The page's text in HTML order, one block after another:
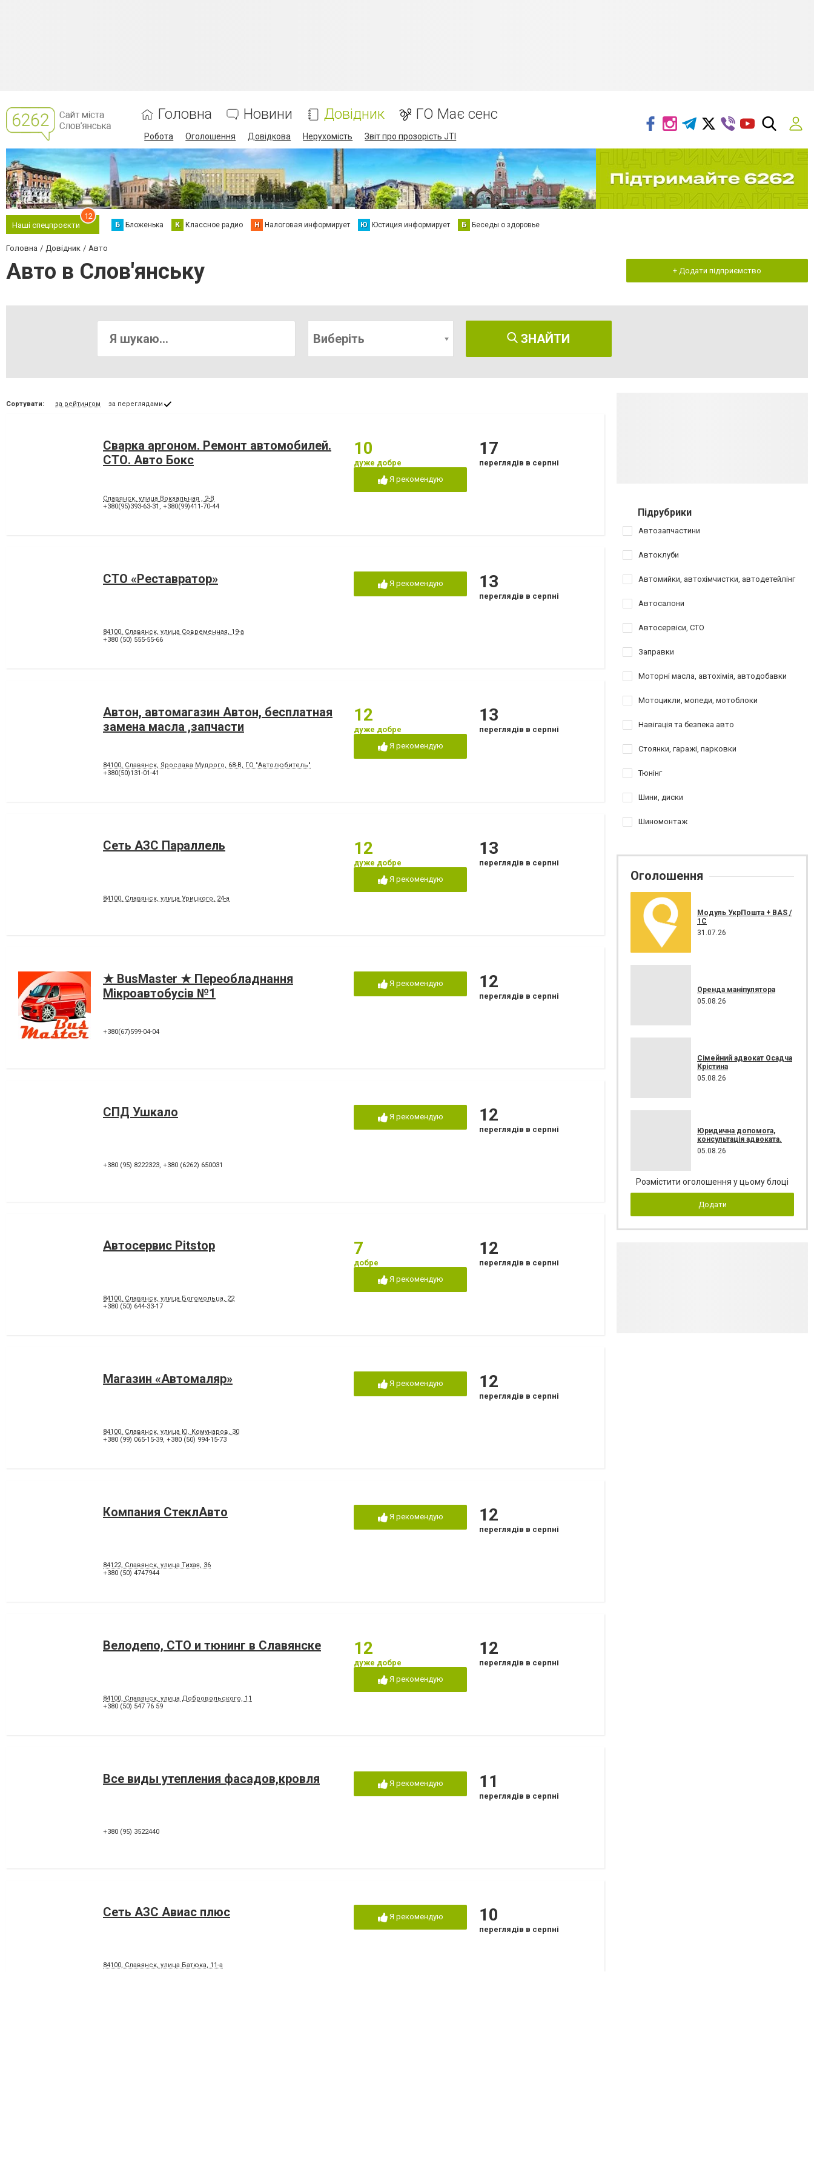
Головна Новини Довідник ГО Має сенс
Робота Оголошення Довідкова Нерухомість Звіт про прозорість JTI
Наші спецпроєкти
12
Б Бложенька К Классное радио Н Налоговая информирует Ю Юстиция информирует Б Беседы о здоровье
Головна Довідник Авто
Авто в Слов'янську + Додати підприємство
Виберіть ЗНАЙТИ
Сортувати: за рейтингом за переглядами
Сварка аргоном. Ремонт автомобилей.
СТО. Авто Бокс
Славянск, улица Вокзальная , 2-В
+380(95)393-63-31 , +380(99)411-70-44
10
дуже добре
Я рекомендую
17
переглядів в серпні
СТО «Реставратор»
84100, Славянск, улица Современная, 19-а
+380 (50) 555-55-66
Я рекомендую 13
переглядів в серпні
Автон, автомагазин Автон, бесплатная
замена масла ,запчасти
84100, Славянск, Ярослава Мудрого, 68-В, ГО "Автолюбитель"
+380(50)131-01-41
12
дуже добре
Я рекомендую
13
переглядів в серпні
Сеть АЗС Параллель
84100, Славянск, улица Урицкого, 24-а
12
дуже добре
Я рекомендую
13
переглядів в серпні
★ BusMaster ★ Переобладнання
Мікроавтобусів №1
+380(67)599-04-04
Я рекомендую 12
переглядів в серпні
СПД Ушкало
+380 (95) 8222323, +380 (6262) 650031
Я рекомендую 12
переглядів в серпні
Автосервис Pitstop
84100, Славянск, улица Богомольца, 22
+380 (50) 644-33-17
7
добре
Я рекомендую
12
переглядів в серпні
Магазин «Автомаляр»
84100, Славянск, улица Ю. Комунаров, 30
+380 (99) 065-15-39, +380 (50) 994-15-73
Я рекомендую 12
переглядів в серпні
Компания СтеклАвто
84122, Славянск, улица Тихая, 36
+380 (50) 4747944
Я рекомендую 12
переглядів в серпні
Велодепо, СТО и тюнинг в Славянске
84100, Славянск, улица Добровольского, 11
+380 (50) 547 76 59
12
дуже добре
Я рекомендую
12
переглядів в серпні
Все виды утепления фасадов,кровля
+380 (95) 3522440
Я рекомендую 11
переглядів в серпні
Сеть АЗС Авиас плюс
84100, Славянск, улица Батюка, 11-а
Я рекомендую 10
переглядів в серпні
Підрубрики
Автозапчастини
Автоклуби
Автомийки, автохімчистки, автодетейлінг
Автосалони
Автосервіси, СТО
Заправки
Моторні масла, автохімія, автодобавки
Мотоцикли, мопеди, мотоблоки
Навігація та безпека авто
Стоянки, гаражі, парковки
Тюнінг
Шини, диски
Шиномонтаж
Оголошення
Модуль УкрПошта + BAS /
1C
31.07.26
Оренда маніпулятора
05.08.26
Сімейний адвокат Осадча
Крістина
05.08.26
Юридична допомога,
консультація адвоката.
05.08.26
Розмістити оголошення у цьому блоці
Додати